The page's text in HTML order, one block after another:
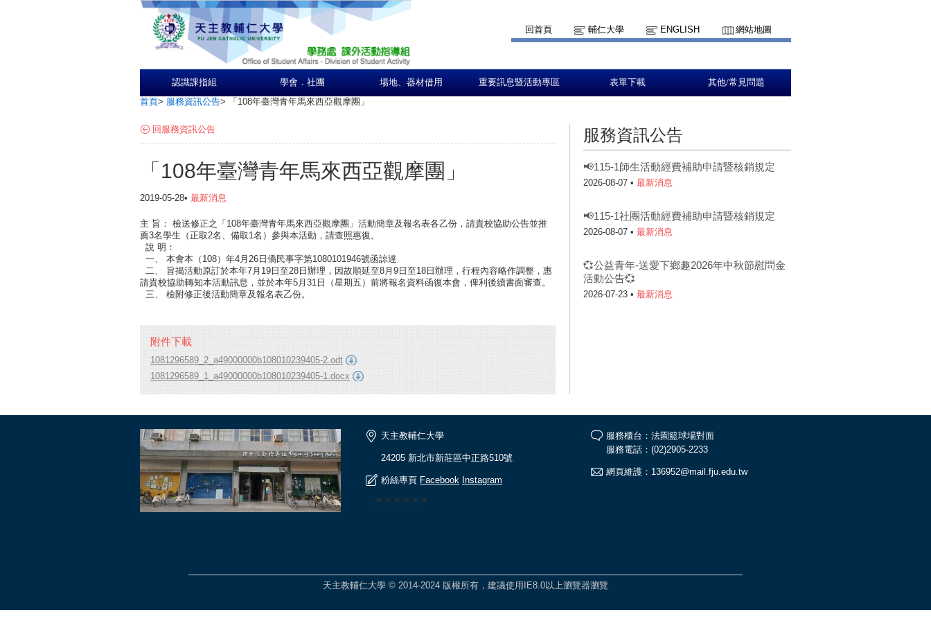
回首頁 輔仁大學 ENGLISH 網站地圖
認識課指組 學會．社團 場地、器材借用 重要訊息暨活動專區 表單下載 其他/常見問題
首頁> 服務資訊公告> 「108年臺灣青年馬來西亞觀摩團」
回服務資訊公告
「108年臺灣青年馬來西亞觀摩團」
2019-05-28• 最新消息
主 旨： 檢送修正之「108年臺灣青年馬來西亞觀摩團」活動簡章及報名表各乙份，請貴校協助公告並推
薦3名學生（正取2名、備取1名）參與本活動，請查照惠復。
說 明：
一、 本會本（108）年4月26日僑民事字第1080101946號函諒達
二、 旨揭活動原訂於本年7月19日至28日辦理，因故順延至8月9日至18日辦理，行程內容略作調整，惠
請貴校協助轉知本活動訊息，並於本年5月31日（星期五）前將報名資料函復本會，俾利後續書面審查。
三、 檢附修正後活動簡章及報名表乙份。
附件下載
1081296589_2_a49000000b108010239405-2.odt
1081296589_1_a49000000b108010239405-1.docx
服務資訊公告
📢115-1師生活動經費補助申請暨核銷規定
2026-08-07 • 最新消息
📢115-1社團活動經費補助申請暨核銷規定
2026-08-07 • 最新消息
💞公益青年-送愛下鄉趣2026年中秋節慰問金
活動公告💞
2026-07-23 • 最新消息
天主教輔仁大學
24205 新北市新莊區中正路510號
粉絲專頁 Facebook Instagram
🎆🎆🎆🎆🎆🎆
服務櫃台：法園籃球場對面
服務電話：(02)2905-2233
網頁維護：136952@mail.fju.edu.tw
天主教輔仁大學 © 2014-2024 版權所有，建議使用IE8.0以上瀏覽器瀏覽